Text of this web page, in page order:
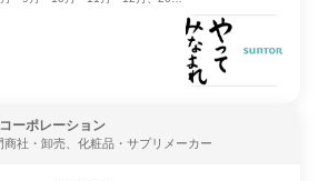
ーポレーション
商社・卸売、化粧品・サプリメーカー